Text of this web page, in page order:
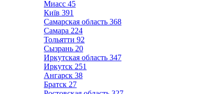
Миасс 45
Київ 391
Самарская область 368
Самара 224
Тольятти 92
Сызрань 20
Иркутская область 347
Иркутск 251
Ангарск 38
Братск 27